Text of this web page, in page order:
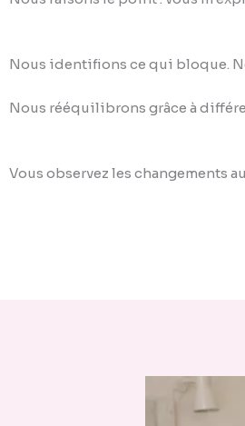
Nous identifions ce qui bloque.
Nous rééquilibrons grâce à
Vous observez les changements